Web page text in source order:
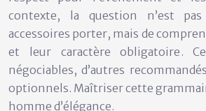
contexte, la question n’est
accessoires porter, mais de
et leur caractère obligatoire .
négociables, d’autres
optionnels. Maîtriser cette
homme d’élégance.